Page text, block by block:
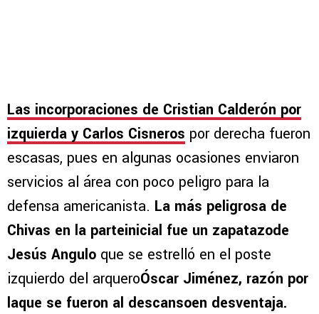
Las incorporaciones de Cristian Calderón por
izquierda y Carlos Cisneros por derecha fueron
escasas, pues en algunas ocasiones enviaron
servicios al área con poco peligro para la
defensa americanista. La más peligrosa de
Chivas en la parteinicial fue un zapatazode
Jesús Angulo que se estrelló en el poste
izquierdo del arqueroÓscar Jiménez, razón por
laque se fueron al descansoen desventaja.